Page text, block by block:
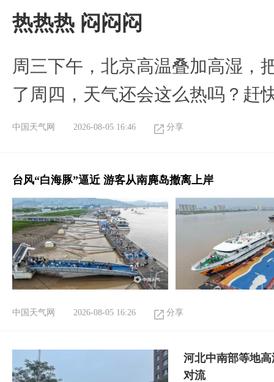
热热热 闷闷闷
周三下午，北京高温叠加高湿，
了周四，天气还会这么热吗？赶
中国天气网 2026-08-05 16:46 分享
台风“白海豚”逼近 游客从南麂岛撤离上岸
中国天气网 2026-08-05 16:26 分享
河北中南部等地
对流